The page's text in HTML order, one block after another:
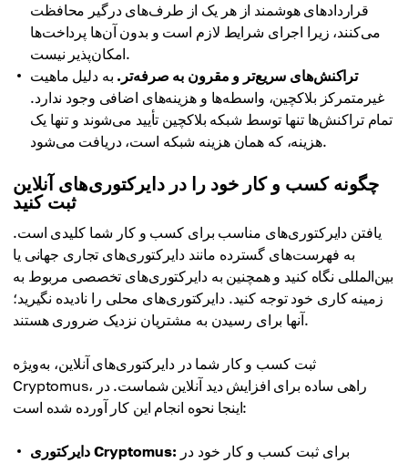
قراردادهای هوشمند از هر یک از طرف‌های درگیر محافظت
می‌کنند، زیرا اجرای شرایط لازم است و بدون آن‌ها پرداخت‌ها
امکان‌پذیر نیست.
تراکنش‌های سریع‌تر و مقرون به صرفه‌تر. به دلیل ماهیت
غیرمتمرکز بلاکچین، واسطه‌ها و هزینه‌های اضافی وجود ندارد.
تمام تراکنش‌ها تنها توسط شبکه بلاکچین تأیید می‌شوند و تنها یک
هزینه، که همان هزینه شبکه است، دریافت می‌شود.
چگونه کسب و کار خود را در دایرکتوری‌های آنلاین
ثبت کنید
یافتن دایرکتوری‌های مناسب برای کسب و کار شما کلیدی است.
به فهرست‌های گسترده مانند دایرکتوری‌های تجاری جهانی یا
بین‌المللی نگاه کنید و همچنین به دایرکتوری‌های تخصصی مربوط به
زمینه کاری خود توجه کنید. دایرکتوری‌های محلی را نادیده نگیرید؛
آنها برای رسیدن به مشتریان نزدیک ضروری هستند.
ثبت کسب و کار شما در دایرکتوری‌های آنلاین، به‌ویژه
Cryptomus، راهی ساده برای افزایش دید آنلاین شماست. در
اینجا نحوه انجام این کار آورده شده است:
دایرکتوری Cryptomus: